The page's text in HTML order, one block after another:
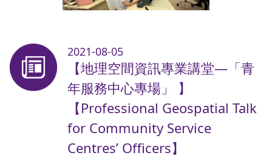
2021-08-05
【地理空間資訊專業講堂—「青
年服務中心專場」 】
【Professional Geospatial Talk
for Community Service
Centres’ Officers】